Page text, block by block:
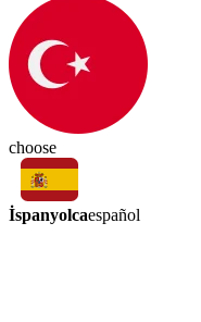
choose
İspanyolcaespañol